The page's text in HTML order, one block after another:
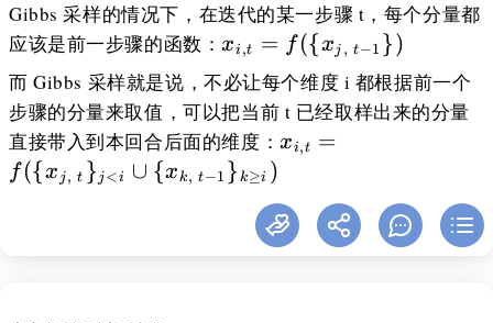
Gibbs 采样的情况下，在迭代的某一步骤 t，每个分量都
应该是前一步骤的函数：x_{i,t}=f(\
{x_{j,\ t-
1}\})
xi ,t = f ({xj , t−1 })
而 Gibbs 采样就是说，不必让每个维度 i 都根据前一个
步骤的分量来取值，可以把当前 t 已经取样出来的分量
直接带入到本回合后面的维度：x_{i,t}=f(\
{x_{k,\ t-
1}\}_{k\ge i})
xi,t =
f ({x j , t } j <i ∪ {xk, t−1 } k≥i )